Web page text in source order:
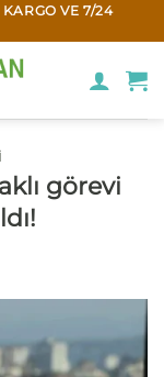
VE 7/24
görevi